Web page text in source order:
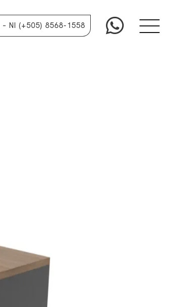
– NI (+505) 8568-1558